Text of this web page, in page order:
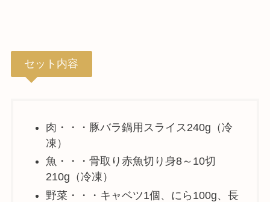
セット内容
肉・・・豚バラ鍋用スライス240g（冷
凍）
魚・・・骨取り赤魚切り身8～10切
210g（冷凍）
野菜・・・キャベツ1個、にら100g、長